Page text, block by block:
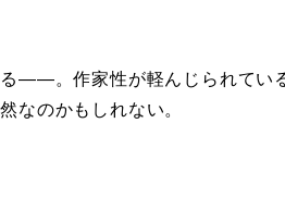
――。作家性が軽んじられてい
なのかもしれない。